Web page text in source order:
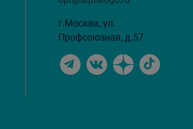
г.Москва, ул.
Профсоюзная, д.57